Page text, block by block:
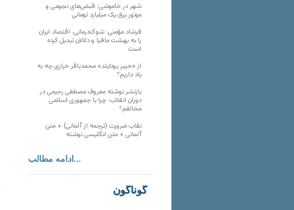
شهر در خاموشی؛ قبض‌های نجومی و
موتور برق یک میلیارد تومانی
فرشاد مؤمنی: شوک‌درمانی، اقتصاد ایران
را به بهشت مافیا و دلالان تبدیل کرده
است
از «خیبر یونایتد» محمدباقر خرازی چه به
یاد داریم؟
بازنشر نوشته معروف مصطفی رحیمی در
دوران انقلاب: چرا با جمهوری اسلامی
مخالفم؟
نقاب ضرورت (ترجمه از آلمانی) + متن
آلمانی + متن انگلیسی نوشته
ادامه مطالب...
گوناگون